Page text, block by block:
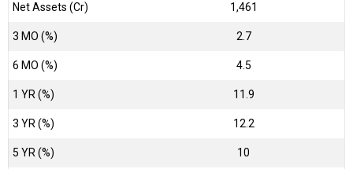
Net Assets (Cr) ₹1,461
3 MO (%) 2.7
6 MO (%) 4.5
1 YR (%) 11.9
3 YR (%) 12.2
5 YR (%) 10